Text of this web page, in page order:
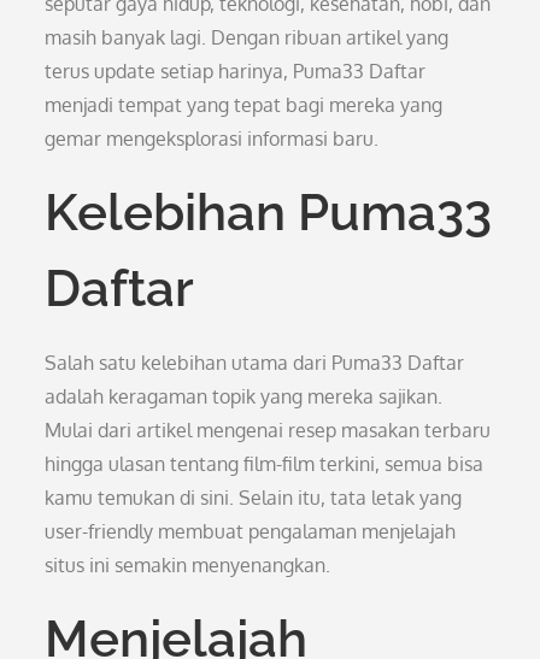
masih banyak lagi. Dengan ribuan artikel yang
terus update setiap harinya, Puma33 Daftar
menjadi tempat yang tepat bagi mereka yang
gemar mengeksplorasi informasi baru.
Kelebihan Puma33
Daftar
Salah satu kelebihan utama dari Puma33 Daftar
adalah keragaman topik yang mereka sajikan.
Mulai dari artikel mengenai resep masakan terbaru
hingga ulasan tentang film-film terkini, semua bisa
kamu temukan di sini. Selain itu, tata letak yang
user-friendly membuat pengalaman menjelajah
situs ini semakin menyenangkan.
Menjelajah